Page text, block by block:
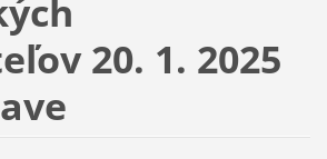
20. 1. 2025